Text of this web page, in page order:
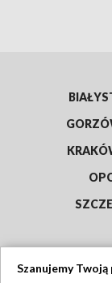
Szanujemy